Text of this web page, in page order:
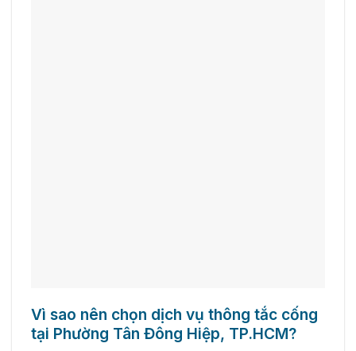
Vì sao nên chọn dịch vụ thông tắc cống
tại Phường Tân Đông Hiệp, TP.HCM?